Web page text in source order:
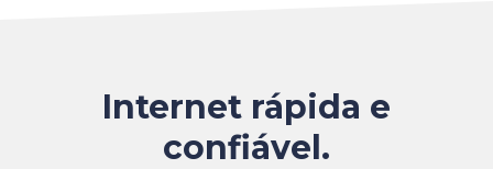
Internet rápida e
confiável.